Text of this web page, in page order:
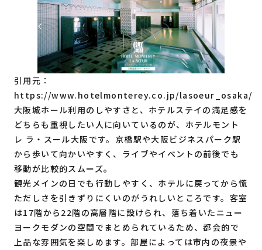
引用元：
https://www.hotelmonterey.co.jp/lasoeur_osaka/
大阪城ホール利用のしやすさと、ホテルステイの満足感を
どちらも重視したい人に向いているのが、ホテルモント
レ ラ・スール大阪です。京橋駅や大阪ビジネスパーク駅
から歩いて向かいやすく、ライブやイベントの前後でも
移動が比較的スムーズ。
観光メインの日でも行動しやすく、ホテルに戻ってから慌
ただしさを引きずりにくいのがうれしいところです。客室
は17階から22階の高層階に設けられ、落ち着いたニュー
ヨークモダンの空間でまとめられているため、都会的で
上品な雰囲気を楽しめます。部屋によっては市内の夜景や